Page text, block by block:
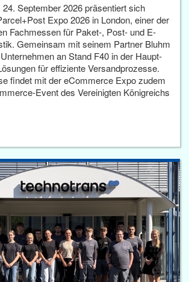
September 2026 präsentiert sich
Expo 2026 in London, einer der
Fachmessen für Paket-, Post- und E-
Gemeinsam mit seinem Partner Bluhm
an Stand F40 in der Haupt­
für effiziente Versandprozesse.
findet mit der eCommerce Expo zudem
Event des Vereinigten Königreichs